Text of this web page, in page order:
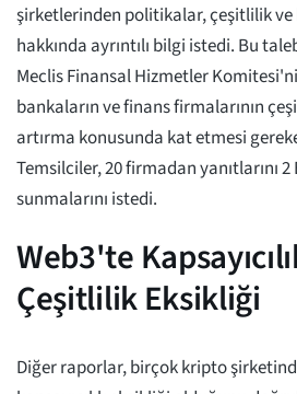
şirketlerinden politikalar, çeşitlilik ve
hakkında ayrıntılı bilgi istedi. Bu
Meclis Finansal Hizmetler
bankaların ve finans firmalarının
artırma konusunda kat etmesi
Temsilciler, 20 firmadan yanıtlarını
sunmalarını istedi.
Web3'te
Çeşitlilik Eksikliği
Diğer raporlar, birçok kripto